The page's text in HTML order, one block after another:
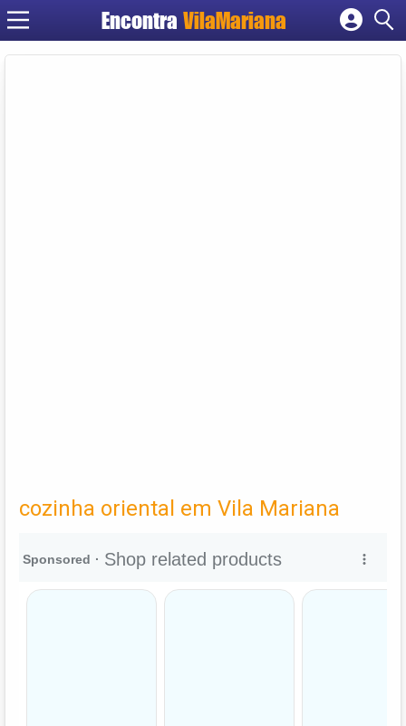
EncontraVilaMariana
Cadastrar empresa
cozinha oriental em Vila Mariana